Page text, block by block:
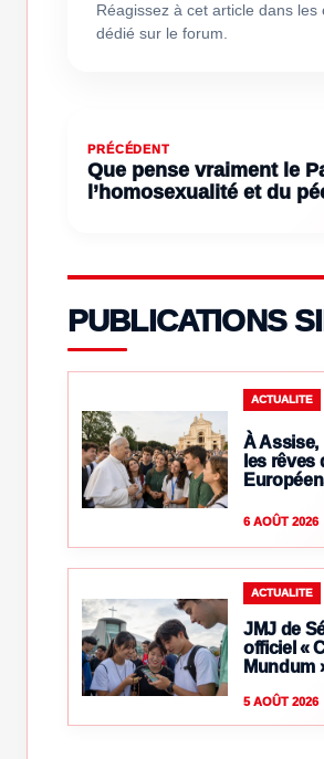
Réagissez à cet article dans
dédié sur le forum.
PRÉCÉDENT
Que pense vraiment le
l’homosexualité et du
PUBLICATIONS
ACTUALITE
À Assise,
les rêves
6 AOÛT 2026
ACTUALITE
JMJ de
officiel «
Mundum
5 AOÛT 2026